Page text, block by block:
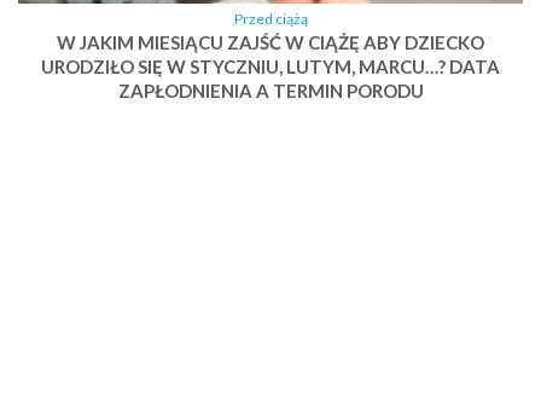
Przed ciążą
W JAKIM MIESIĄCU ZAJŚĆ W CIĄŻĘ ABY DZIECKO
URODZIŁO SIĘ W STYCZNIU, LUTYM, MARCU…? DATA
ZAPŁODNIENIA A TERMIN PORODU